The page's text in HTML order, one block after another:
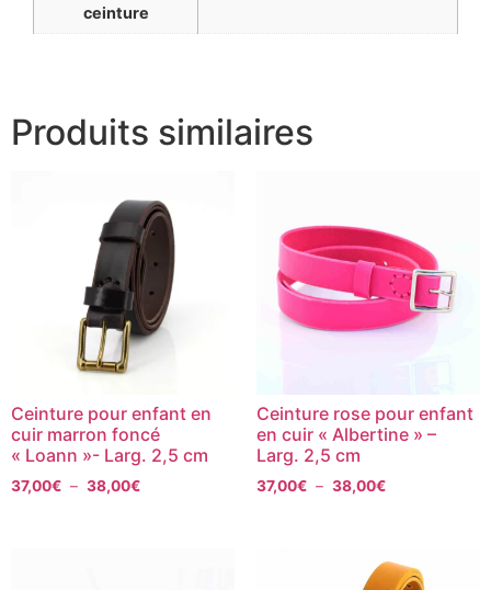
ceinture
Produits similaires
Ceinture pour enfant en
cuir marron foncé
« Loann »- Larg. 2,5 cm
37,00€ – 38,00€
Ceinture rose pour enfant
en cuir « Albertine » –
Larg. 2,5 cm
37,00€ – 38,00€